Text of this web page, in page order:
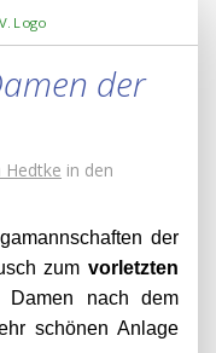
der
Hedtke in den
der
zumvorletzten
nach dem
schönen Anlage